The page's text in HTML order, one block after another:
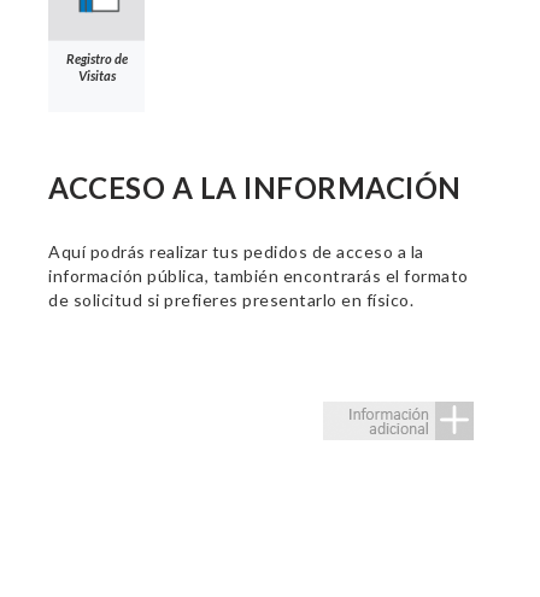
Registro de
Visitas
ACCESO A LA INFORMACIÓN
Aquí podrás realizar tus pedidos de acceso a la
información pública, también encontrarás el formato
de solicitud si prefieres presentarlo en físico.